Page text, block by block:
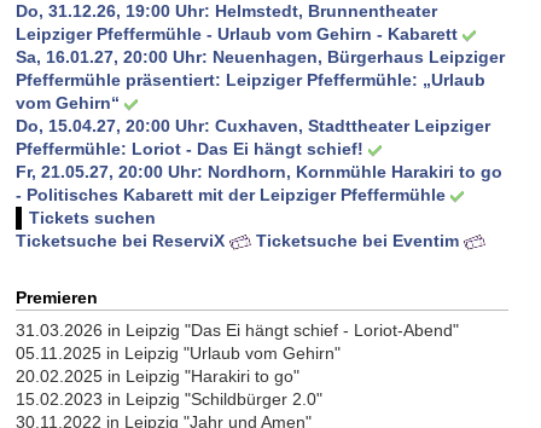
Do, 31.12.26, 19:00 Uhr: Helmstedt, Brunnentheater
Leipziger Pfeffermühle - Urlaub vom Gehirn - Kabarett
Sa, 16.01.27, 20:00 Uhr: Neuenhagen, Bürgerhaus Leipziger
Pfeffermühle präsentiert: Leipziger Pfeffermühle: „Urlaub
vom Gehirn“
Do, 15.04.27, 20:00 Uhr: Cuxhaven, Stadttheater Leipziger
Pfeffermühle: Loriot - Das Ei hängt schief!
Fr, 21.05.27, 20:00 Uhr: Nordhorn, Kornmühle Harakiri to go
- Politisches Kabarett mit der Leipziger Pfeffermühle
Tickets suchen
Ticketsuche bei ReserviX
Ticketsuche bei Eventim
Premieren
31.03.2026 in Leipzig "Das Ei hängt schief - Loriot-Abend"
05.11.2025 in Leipzig "Urlaub vom Gehirn"
20.02.2025 in Leipzig "Harakiri to go"
15.02.2023 in Leipzig "Schildbürger 2.0"
30.11.2022 in Leipzig "Jahr und Amen"